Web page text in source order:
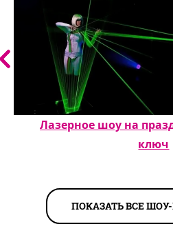
Лазерное шоу на
ключ
ПОКАЗАТЬ ВСЕ